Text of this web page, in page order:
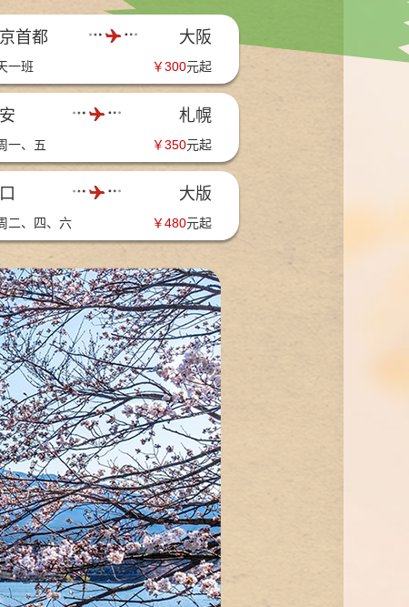
首都 大阪
一班 ￥300元起
札幌
一、五 ￥350元起
大版
二、四、六 ￥480元起